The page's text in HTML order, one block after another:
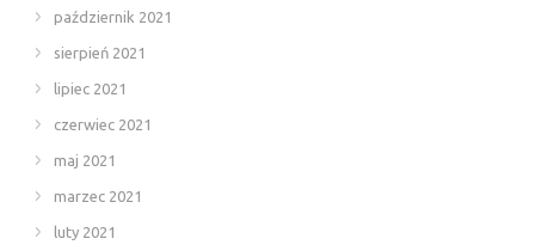
październik 2021
sierpień 2021
lipiec 2021
czerwiec 2021
maj 2021
marzec 2021
luty 2021